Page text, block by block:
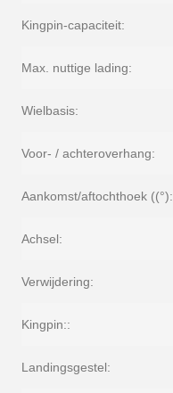
Kingpin-capaciteit:
Max. nuttige lading:
Wielbasis:
Voor- / achteroverhang:
Aankomst/aftochthoek ((°):
Achsel:
Verwijdering:
Kingpin::
Landingsgestel: